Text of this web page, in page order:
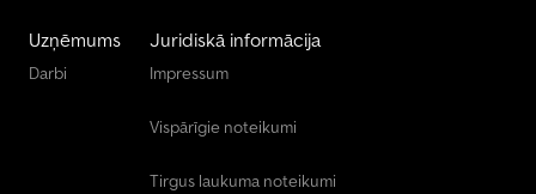
Uzņēmums
Darbi
Juridiskā informācija
Impressum
Vispārīgie noteikumi
Tirgus laukuma noteikumi